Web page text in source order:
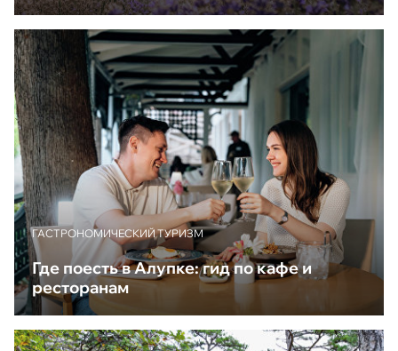
ГАСТРОНОМИЧЕСКИЙ ТУРИЗМ
Где поесть в Алупке: гид по кафе и
ресторанам